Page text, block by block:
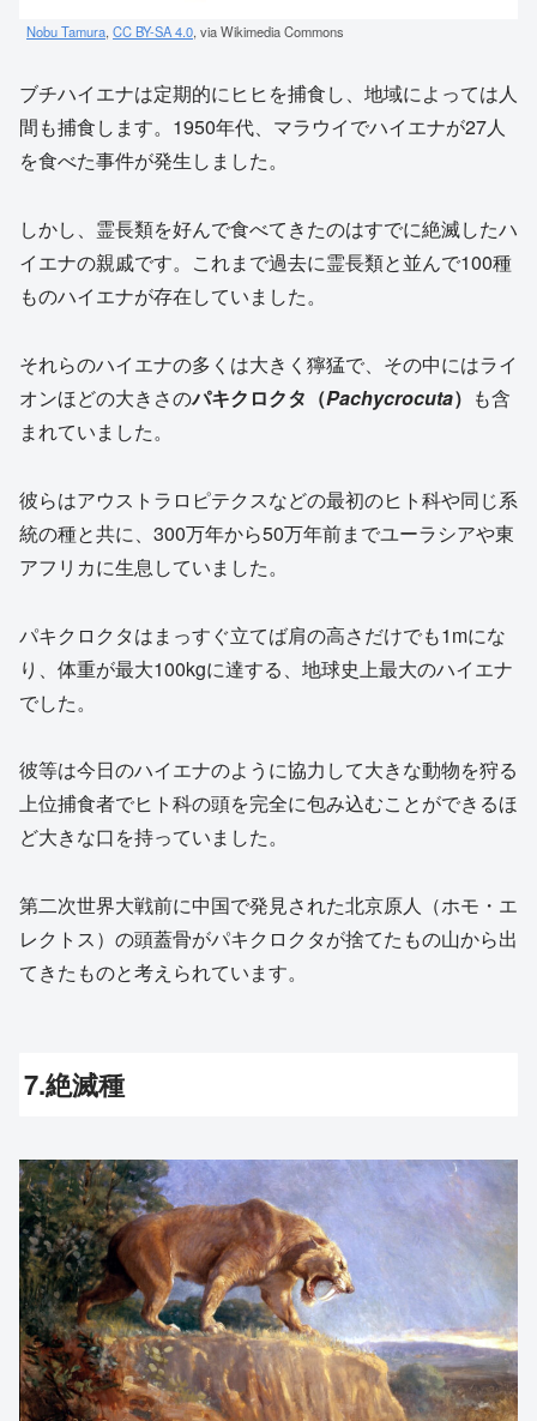
Nobu Tamura, CC BY-SA 4.0, via Wikimedia Commons
ブチハイエナは定期的にヒヒを捕食し、地域によっては人
間も捕食します。1950年代、マラウイでハイエナが27人
を食べた事件が発生しました。
しかし、霊長類を好んで食べてきたのはすでに絶滅したハ
イエナの親戚です。これまで過去に霊長類と並んで100種
ものハイエナが存在していました。
それらのハイエナの多くは大きく獰猛で、その中にはライ
オンほどの大きさのパキクロクタ（Pachycrocuta） も含
まれていました。
彼らはアウストラロピテクスなどの最初のヒト科や同じ系
統の種と共に、300万年から50万年前までユーラシアや東
アフリカに生息していました。
パキクロクタはまっすぐ立てば肩の高さだけでも1mにな
り、体重が最大100kgに達する、地球史上最大のハイエナ
でした。
彼等は今日のハイエナのように協力して大きな動物を狩る
上位捕食者でヒト科の頭を完全に包み込むことができるほ
ど大きな口を持っていました。
第二次世界大戦前に中国で発見された北京原人（ホモ・エ
レクトス）の頭蓋骨がパキクロクタが捨てたもの山から出
てきたものと考えられています。
7.絶滅種